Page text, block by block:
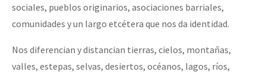
sociales, pueblos originarios, asociaciones barriales,
comunidades y un largo etcétera que nos da identidad.
Nos diferencian y distancian tierras, cielos, montañas,
valles, estepas, selvas, desiertos, océanos, lagos, ríos,